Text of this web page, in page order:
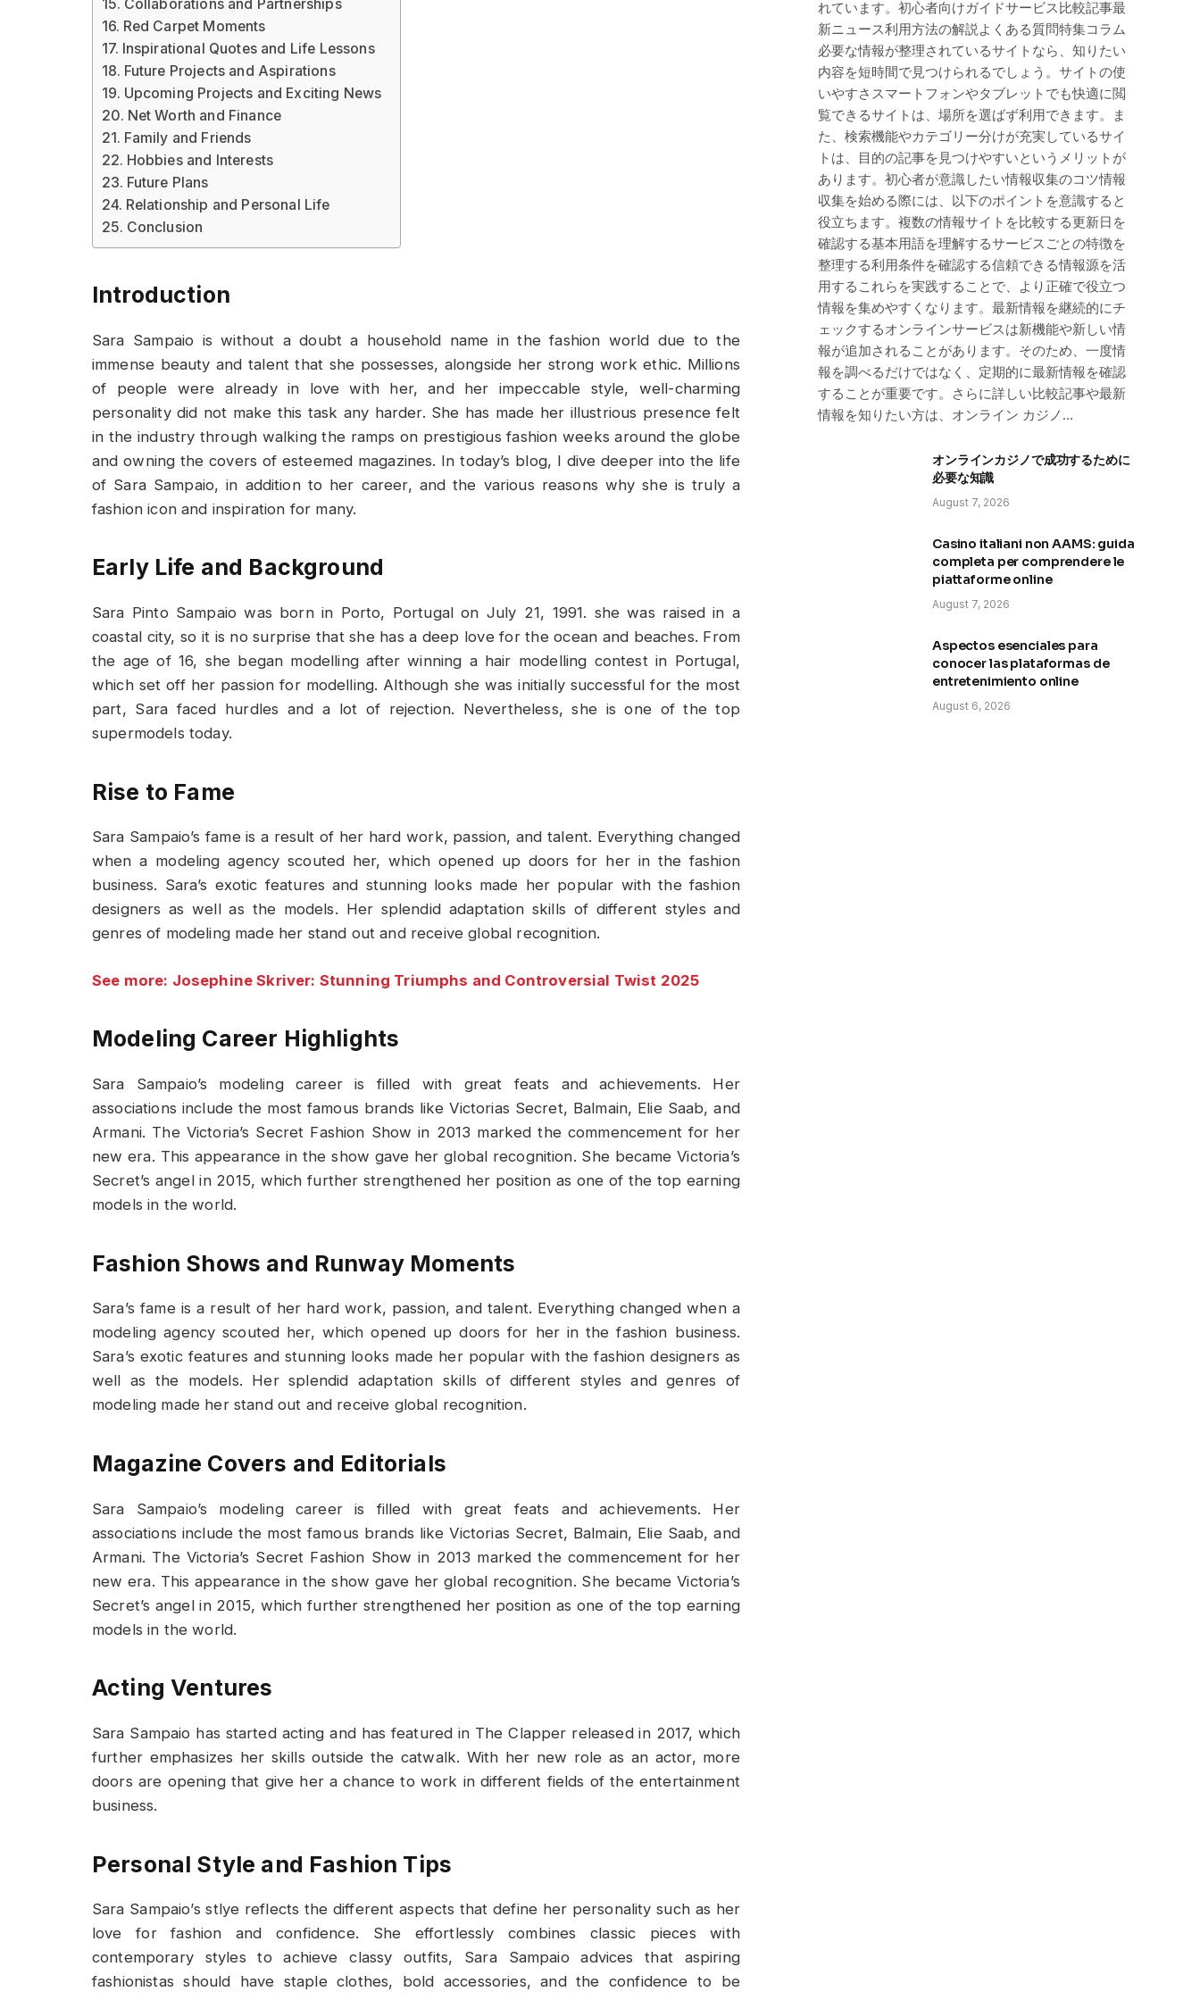
Collaborations and Partnerships
Red Carpet Moments
Inspirational Quotes and Life Lessons
Future Projects and Aspirations
Upcoming Projects and Exciting News
Net Worth and Finance
Family and Friends
Hobbies and Interests
Future Plans
Relationship and Personal Life
Conclusion
Introduction
Sara Sampaio is without a doubt a household name in the fashion world due to the
immense beauty and talent that she possesses, alongside her strong work ethic. Millions
of people were already in love with her, and her impeccable style, well-charming
personality did not make this task any harder. She has made her illustrious presence felt
in the industry through walking the ramps on prestigious fashion weeks around the globe
and owning the covers of esteemed magazines. In today’s blog, I dive deeper into the life
of Sara Sampaio, in addition to her career, and the various reasons why she is truly a
fashion icon and inspiration for many.
Early Life and Background
Sara Pinto Sampaio was born in Porto, Portugal on July 21, 1991. she was raised in a
coastal city, so it is no surprise that she has a deep love for the ocean and beaches. From
the age of 16, she began modelling after winning a hair modelling contest in Portugal,
which set off her passion for modelling. Although she was initially successful for the most
part, Sara faced hurdles and a lot of rejection. Nevertheless, she is one of the top
supermodels today.
Rise to Fame
Sara Sampaio’s fame is a result of her hard work, passion, and talent. Everything changed
when a modeling agency scouted her, which opened up doors for her in the fashion
business. Sara’s exotic features and stunning looks made her popular with the fashion
designers as well as the models. Her splendid adaptation skills of different styles and
genres of modeling made her stand out and receive global recognition.
See more: Josephine Skriver: Stunning Triumphs and Controversial Twist 2025
Modeling Career Highlights
Sara Sampaio’s modeling career is filled with great feats and achievements. Her
associations include the most famous brands like Victorias Secret, Balmain, Elie Saab, and
Armani. The Victoria’s Secret Fashion Show in 2013 marked the commencement for her
new era. This appearance in the show gave her global recognition. She became Victoria’s
Secret’s angel in 2015, which further strengthened her position as one of the top earning
models in the world.
Fashion Shows and Runway Moments
Sara’s fame is a result of her hard work, passion, and talent. Everything changed when a
modeling agency scouted her, which opened up doors for her in the fashion business.
Sara’s exotic features and stunning looks made her popular with the fashion designers as
well as the models. Her splendid adaptation skills of different styles and genres of
modeling made her stand out and receive global recognition.
Magazine Covers and Editorials
Sara Sampaio’s modeling career is filled with great feats and achievements. Her
associations include the most famous brands like Victorias Secret, Balmain, Elie Saab, and
Armani. The Victoria’s Secret Fashion Show in 2013 marked the commencement for her
new era. This appearance in the show gave her global recognition. She became Victoria’s
Secret’s angel in 2015, which further strengthened her position as one of the top earning
models in the world.
Acting Ventures
Sara Sampaio has started acting and has featured in The Clapper released in 2017, which
further emphasizes her skills outside the catwalk. With her new role as an actor, more
doors are opening that give her a chance to work in different fields of the entertainment
business.
Personal Style and Fashion Tips
Sara Sampaio’s stlye reflects the different aspects that define her personality such as her
love for fashion and confidence. She effortlessly combines classic pieces with
contemporary styles to achieve classy outfits, Sara Sampaio advices that aspiring
fashionistas should have staple clothes, bold accessories, and the confidence to be
れています。初心者向けガイドサービス比較記事最
新ニュース利用方法の解説よくある質問特集コラム
必要な情報が整理されているサイトなら、知りたい
内容を短時間で見つけられるでしょう。サイトの使
いやすさスマートフォンやタブレットでも快適に閲
覧できるサイトは、場所を選ばず利用できます。ま
た、検索機能やカテゴリー分けが充実しているサイ
トは、目的の記事を見つけやすいというメリットが
あります。初心者が意識したい情報収集のコツ情報
収集を始める際には、以下のポイントを意識すると
役立ちます。複数の情報サイトを比較する更新日を
確認する基本用語を理解するサービスごとの特徴を
整理する利用条件を確認する信頼できる情報源を活
用するこれらを実践することで、より正確で役立つ
情報を集めやすくなります。最新情報を継続的にチ
ェックするオンラインサービスは新機能や新しい情
報が追加されることがあります。そのため、一度情
報を調べるだけではなく、定期的に最新情報を確認
することが重要です。さらに詳しい比較記事や最新
情報を知りたい方は、オンライン カジノ…
オンラインカジノで成功するために
必要な知識
August 7, 2026
Casino italiani non AAMS: guida
completa per comprendere le
piattaforme online
August 7, 2026
Aspectos esenciales para
conocer las plataformas de
entretenimiento online
August 6, 2026